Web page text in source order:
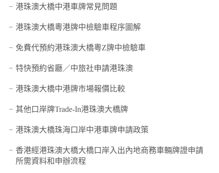
港珠澳大橋中港車牌常見問題
港珠澳大橋粵港牌中檢驗車程序圖解
免費代預約港珠澳大橋粵Z牌中檢驗車
特快預約省廳／中旅社申請港珠澳
港珠澳大橋中港牌市場報價比較
其他口岸牌Trade-In港珠澳大橋牌
港珠澳大橋珠海口岸中港車牌申請政策
香港經港珠澳大橋大橋口岸入出內地商務車輛牌證申請
所需資料和申辦流程